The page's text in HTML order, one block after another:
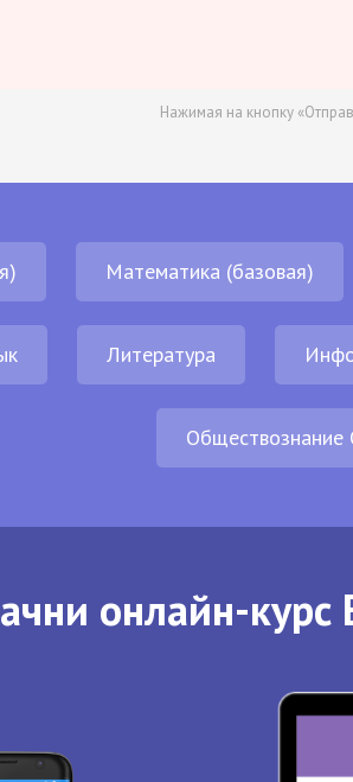
Нажимая на кнопку
Математика (базовая)
Литература
Обществознание
онлайн-курс